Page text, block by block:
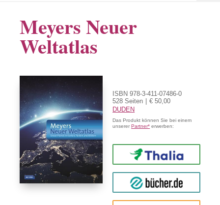
Meyers Neuer
Weltatlas
ISBN 978-3-411-07486-0
528 Seiten
€ 50,00
DUDEN
Das Produkt können Sie bei einem
unsererPartner* erwerben:
Thalia
buecher.de